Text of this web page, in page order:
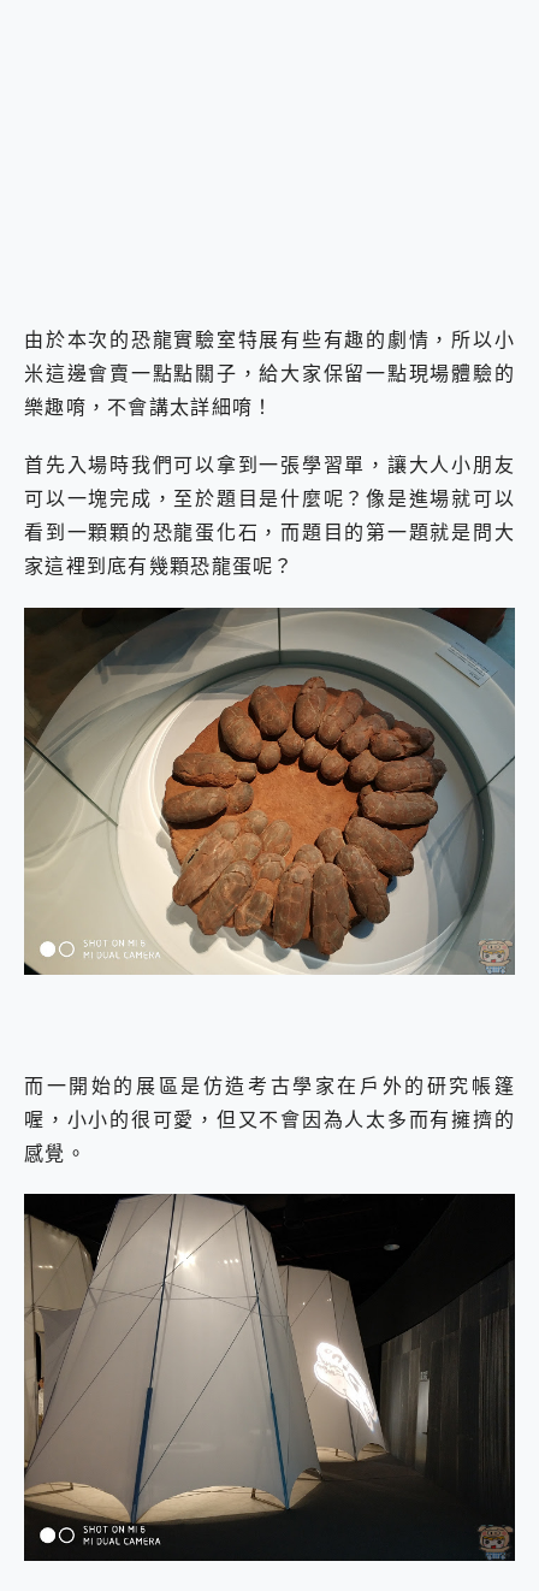
由於本次的恐龍實驗室特展有些有趣的劇情，所以小
米這邊會賣一點點關子，給大家保留一點現場體驗的
樂趣唷，不會講太詳細唷！
首先入場時我們可以拿到一張學習單，讓大人小朋友
可以一塊完成，至於題目是什麼呢？像是進場就可以
看到一顆顆的恐龍蛋化石，而題目的第一題就是問大
家這裡到底有幾顆恐龍蛋呢？
而一開始的展區是仿造考古學家在戶外的研究帳篷
喔，小小的很可愛，但又不會因為人太多而有擁擠的
感覺。